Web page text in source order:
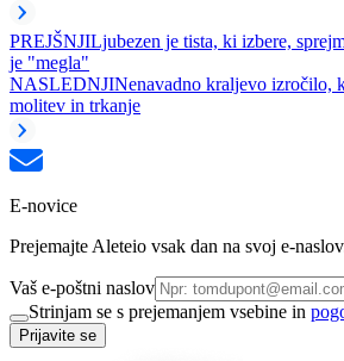
PREJŠNJILjubezen je tista, ki izbere,
je "megla"
NASLEDNJINenavadno kraljevo izročilo,
molitev in trkanje
E-novice
Prejemajte Aleteio vsak dan na svoj e-
Vaš e-poštni naslov
Strinjam se s prejemanjem vsebine in
Prijavite se